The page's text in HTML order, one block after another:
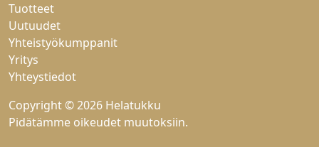
Tuotteet
Uutuudet
Yhteistyökumppanit
Yritys
Yhteystiedot
Copyright © 2026 Helatukku
Pidätämme oikeudet muutoksiin.